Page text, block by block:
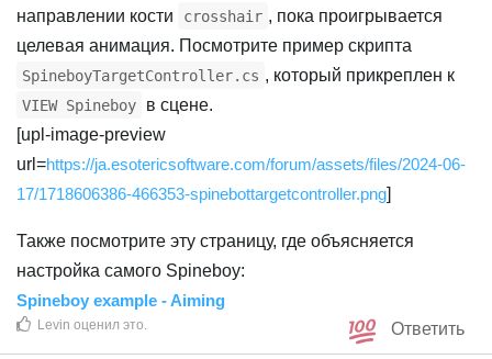
направлении кости
crosshair , пока проигрывается
целевая анимация. Посмотрите пример скрипта
SpineboyTargetController.cs , который прикреплен к
VIEW Spineboy
в сцене.
[upl-image-preview
url=https://ja.esotericsoftware.com/forum/assets/files/2024-06-
17/1718606386-466353-spinebottargetcontroller.png]
Также посмотрите эту страницу, где объясняется
настройка самого Spineboy:
Spineboy example - Aiming
Ответить
Levin оценил это